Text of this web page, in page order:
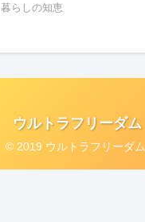
暮らしの知恵
ウルトラフリーダム
© 2019 ウルトラフリーダム.